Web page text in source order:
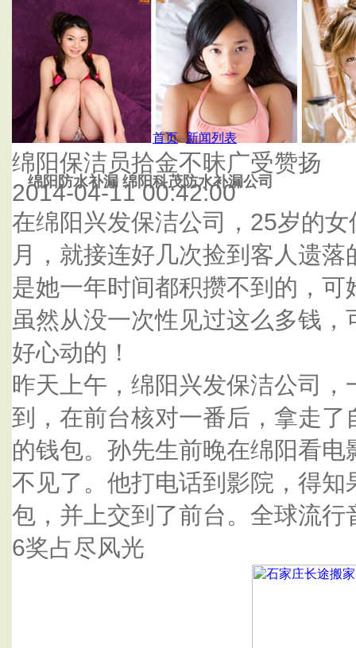
绵阳防水补漏 绵阳科茂防水补漏公司
杭州泰鑫防水补漏公司
首页--新闻列表
绵阳保洁员拾金不昧广受赞扬
2014-04-11 00:42:00
在绵阳兴发保洁公司，25岁的
月，就接连好几次捡到客人遗
是她一年时间都积攒不到的，
虽然从没一次性见过这么多钱
好心动的！
昨天上午，绵阳兴发保洁公司
到，在前台核对一番后，拿走
的钱包。孙先生前晚在绵阳看
不见了。他打电话到影院，得
包，并上交到了前台。全球流
6奖占尽风光